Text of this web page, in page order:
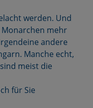
werden. Und
mehr
andere
Manche echt,
meist die
für Sie